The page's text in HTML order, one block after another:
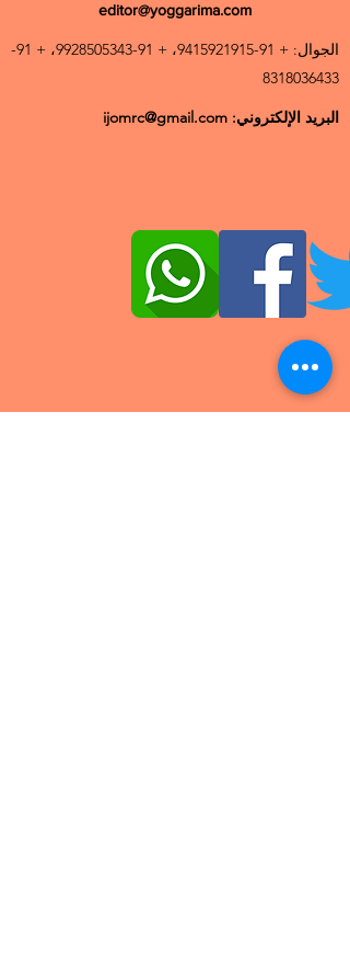
editor@yoggarima.com
الجوال: + 91-9415921915 ، + 91-9928505343 ، +
91-
8318036433
البريد الإلكتروني: ijomrc@gmail.com